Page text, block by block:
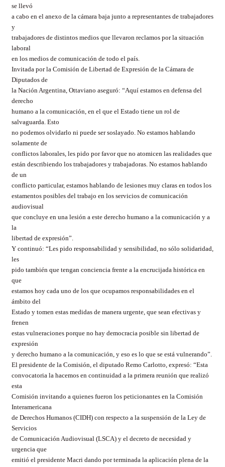
se llevó
a cabo en el anexo de la cámara baja junto a representantes de trabajadores
y
trabajadores de distintos medios que llevaron reclamos por la situación
laboral
en los medios de comunicación de todo el país.
Invitada por la Comisión de Libertad de Expresión de la Cámara de
Diputados de
la Nación Argentina, Ottaviano aseguró: “Aquí estamos en defensa del
derecho
humano a la comunicación, en el que el Estado tiene un rol de
salvaguarda. Esto
no podemos olvidarlo ni puede ser soslayado. No estamos hablando
solamente de
conflictos laborales, les pido por favor que no atomicen las realidades que
están describiendo los trabajadores y trabajadoras. No estamos hablando
de un
conflicto particular, estamos hablando de lesiones muy claras en todos los
estamentos posibles del trabajo en los servicios de comunicación
audiovisual
que concluye en una lesión a este derecho humano a la comunicación y a
la
libertad de expresión”.
Y continuó: “Les pido responsabilidad y sensibilidad, no sólo solidaridad,
les
pido también que tengan conciencia frente a la encrucijada histórica en
que
estamos hoy cada uno de los que ocupamos responsabilidades en el
ámbito del
Estado y tomen estas medidas de manera urgente, que sean efectivas y
frenen
estas vulneraciones porque no hay democracia posible sin libertad de
expresión
y derecho humano a la comunicación, y eso es lo que se está vulnerando”.
El presidente de la Comisión, el diputado Remo Carlotto, expresó: “Esta
convocatoria la hacemos en continuidad a la primera reunión que realizó
esta
Comisión invitando a quienes fueron los peticionantes en la Comisión
Interamericana
de Derechos Humanos (CIDH) con respecto a la suspensión de la Ley de
Servicios
de Comunicación Audiovisual (LSCA) y el decreto de necesidad y
urgencia que
emitió el presidente Macri dando por terminada la aplicación plena de la